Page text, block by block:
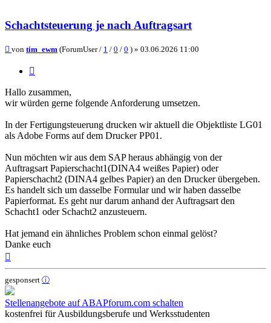
Schachtsteuerung je nach Auftragsart
Beitrag
von tim_ewm (ForumUser / 1 / 0 / 0 ) » 03.06.2026 11:00
Hallo zusammen,
wir würden gerne folgende Anforderung umsetzen.
In der Fertigungsteuerung drucken wir aktuell die Objektliste LG01
als Adobe Forms auf dem Drucker PP01.
Nun möchten wir aus dem SAP heraus abhängig von der
Auftragsart Papierschacht1(DINA4 weißes Papier) oder
Papierschacht2 (DINA4 gelbes Papier) an den Drucker übergeben.
Es handelt sich um dasselbe Formular und wir haben dasselbe
Papierformat. Es geht nur darum anhand der Auftragsart den
Schacht1 oder Schacht2 anzusteuern.
Hat jemand ein ähnliches Problem schon einmal gelöst?
Danke euch
gesponsert ⓘ
Stellenangebote auf ABAPforum.com schalten
kostenfrei für Ausbildungsberufe und Werksstudenten